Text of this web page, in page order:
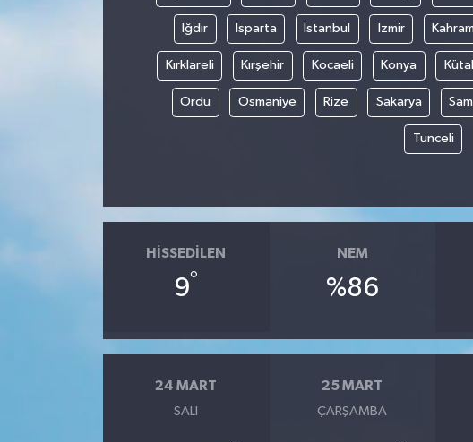
Iğdır Isparta İstanbul İzmir
Kırklareli Kırşehir Kocaeli Konya
Ordu Osmaniye Rize Sakarya
Tunceli
HISSEDILEN
9°
NEM
%86
24 MART
SALI
25 MART
ÇARŞAMBA